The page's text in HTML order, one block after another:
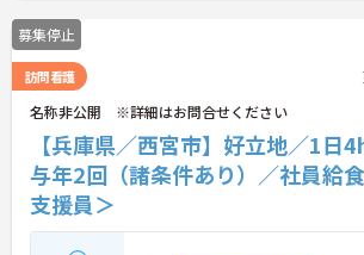
っており、スキルアップを目指したい方にも最適
す。ご興味のある方には、面接対策ポイントなど
さらに詳細をお話ししますのでお気軽にご相談く
さい！
募集停止
訪問看護
名称非公開 ※詳細はお問合せください
【兵庫県／西宮市】好立地／1日
与年2回（諸条件あり）／社員給
支援員＞